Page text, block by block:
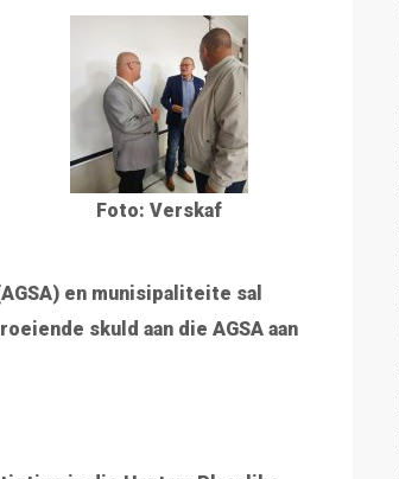
Foto: Verskaf
en munisipaliteite sal
skuld aan die AGSA aan